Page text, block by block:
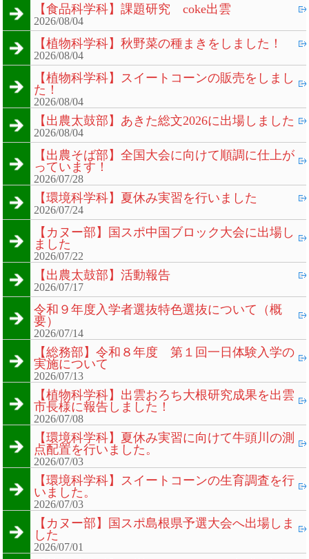
【食品科学科】課題研究 coke出雲
2026/08/04
【植物科学科】秋野菜の種まきをしました！
2026/08/04
【植物科学科】スイートコーンの販売をしまし
た！
2026/08/04
【出農太鼓部】あきた総文2026に出場しました
2026/08/04
【出農そば部】全国大会に向けて順調に仕上が
っています！
2026/07/28
【環境科学科】夏休み実習を行いました
2026/07/24
【カヌー部】国スポ中国ブロック大会に出場し
ました
2026/07/22
【出農太鼓部】活動報告
2026/07/17
令和９年度入学者選抜特色選抜について（概
要）
2026/07/14
【総務部】令和８年度 第１回一日体験入学の
実施について
2026/07/13
【植物科学科】出雲おろち大根研究成果を出雲
市長様に報告しました！
2026/07/08
【環境科学科】夏休み実習に向けて牛頭川の測
点配置を行いました。
2026/07/03
【環境科学科】スイートコーンの生育調査を行
いました。
2026/07/03
【カヌー部】国スポ島根県予選大会へ出場しま
した
2026/07/01